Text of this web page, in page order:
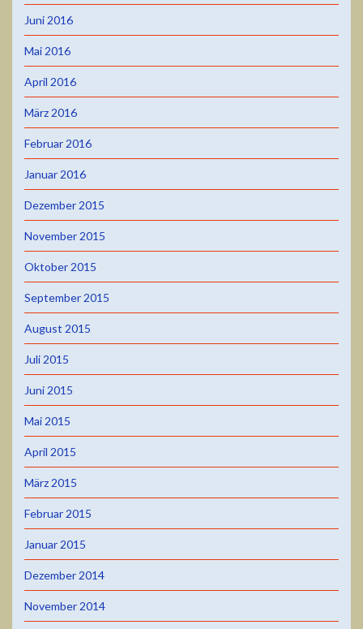
Juni 2016
Mai 2016
April 2016
März 2016
Februar 2016
Januar 2016
Dezember 2015
November 2015
Oktober 2015
September 2015
August 2015
Juli 2015
Juni 2015
Mai 2015
April 2015
März 2015
Februar 2015
Januar 2015
Dezember 2014
November 2014